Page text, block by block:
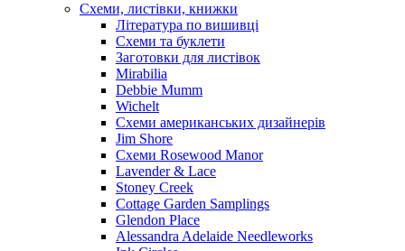
Схеми, листівки, книжки
Література по вишивці
Схеми та буклети
Заготовки для листівок
Mirabilia
Debbie Mumm
Wichelt
Схеми американських дизайнерів
Jim Shore
Cхеми Rosewood Manor
Lavender & Lace
Stoney Creek
Cottage Garden Samplings
Glendon Place
Alessandra Adelaide Needleworks